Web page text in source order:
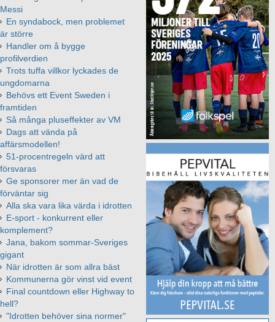
Messi
En syndabock, men problemet
är större
Handler om å bygge
profilverdien
Trots tuffa villkor lyckades de
ungdomarna
Behövs ett Event Sweden i
framtiden
Så många pluseffekter av VM
Dags att vända på
affärsmodellen!
51-procentregeln värd att
försvaras
Ge sponsorer mer än vad de
förväntar sig
Alla ska vara lika värda i idrotten
E-sport - konkurrent eller
komplement?
Jana, bakom sommar-Sveriges
gigant
När idrotten är som allra bäst
Kommunerna gör vinst vid event
Final countdown eller Highway to
hell?
"Idrotten behöver sina normer"